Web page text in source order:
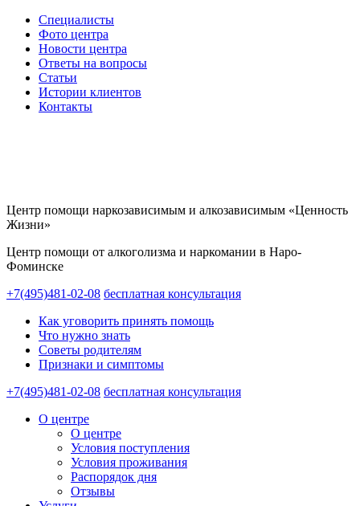
Специалисты
Фото центра
Новости центра
Ответы на вопросы
Статьи
Истории клиентов
Контакты
Центр помощи наркозависимым и алкозависимым «Ценность
Жизни»
Центр помощи от алкоголизма и наркомании в Наро-
Фоминске
+7(495)481-02-08 бесплатная консультация
Как уговорить принять помощь
Что нужно знать
Советы родителям
Признаки и симптомы
+7(495)481-02-08 бесплатная консультация
О центре
О центре
Условия поступления
Условия проживания
Распорядок дня
Отзывы